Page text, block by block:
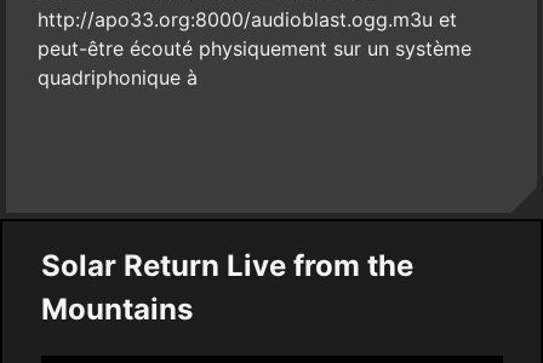
http://apo33.org:8000/audioblast.ogg.m3u et
peut-être écouté physiquement sur un système
quadriphonique à
Solar Return Live from the
Mountains